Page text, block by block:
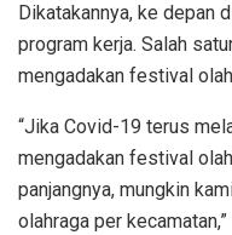
Dikatakannya, ke depan
program kerja. Salah
mengadakan festival
“Jika Covid-19 terus
mengadakan festival
panjangnya, mungkin
olahraga per